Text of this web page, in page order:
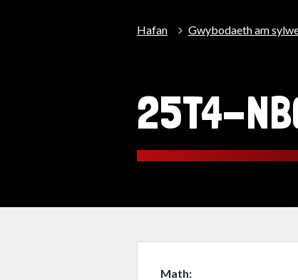
Hafan Gwybodaeth am
25T4-
Math